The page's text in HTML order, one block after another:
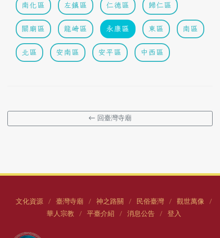
南化區 左鎮區 仁德區 歸仁區
關廟區 龍崎區 永康區 東區 南區
北區 安南區 安平區 中西區
← 回臺灣寺廟
文化資源 / 臺灣寺廟 / 神之路關 / 民俗臺灣 / 觀世萬像 /
華人宗教 / 平臺介紹 / 消息公告 / 登入